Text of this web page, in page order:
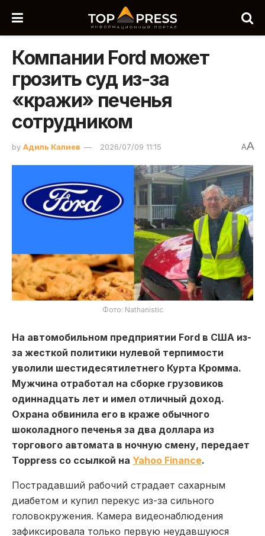
Компании Ford может
грозить суд из-за
«кражи» печенья
сотрудником
by Адиль Калиев 2026/07/09 11:15 AA
Фото: Nathanistic
На автомобильном предприятии Ford в США из-
за жесткой политики нулевой терпимости
уволили шестидесятилетнего Курта Кромма.
Мужчина отработал на сборке грузовиков
одиннадцать лет и имел отличный доход.
Охрана обвинила его в краже обычного
шоколадного печенья за два доллара из
торгового автомата в ночную смену, передает
Toppress со ссылкой на Yahoo Finance.
Пострадавший рабочий страдает сахарным
диабетом и купил перекус из-за сильного
головокружения. Камера видеонаблюдения
зафиксировала только первую неудавшуюся